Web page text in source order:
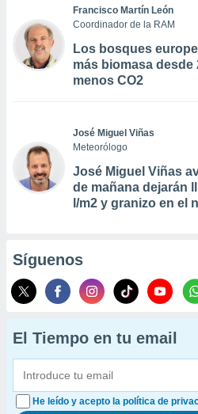
Francisco Martín León
Coordinador de la RAM
Los bosques
más biomasa desde
menos CO2
José Miguel Viñas
Meteorólogo
José Miguel Viñas
de mañana dejarán
l/m2 y granizo en el
Síguenos
El Tiempo en tu email
He leído y acepto la política de